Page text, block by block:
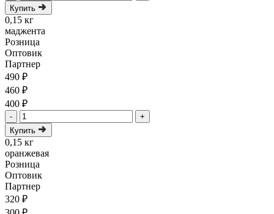
Купить
0,15 кг
маджента
Розница
Оптовик
Партнер
490 ₽
460 ₽
400 ₽
-
+
Купить
0,15 кг
оранжевая
Розница
Оптовик
Партнер
320 ₽